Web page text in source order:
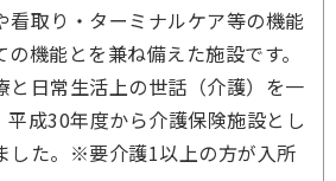
看取り・ターミナルケア等の機能
機能とを兼ね備えた施設です。
と日常生活上の世話（介護）を一
平成30年度から介護保険施設とし
した。※要介護1以上の方が入所